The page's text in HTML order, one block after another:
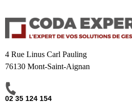
4 Rue Linus Carl Pauling
76130 Mont-Saint-Aignan
02 35 124 154